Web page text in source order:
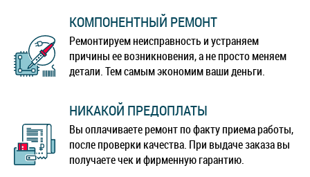
КОМПОНЕНТНЫЙ РЕМОНТ
Ремонтируем неисправность и устраняем
причины ее возникновения, а не просто меняем
детали. Тем самым экономим ваши деньги.
НИКАКОЙ ПРЕДОПЛАТЫ
Вы оплачиваете ремонт по факту приема работы,
после проверки качества. При выдаче заказа вы
получаете чек и фирменную гарантию.